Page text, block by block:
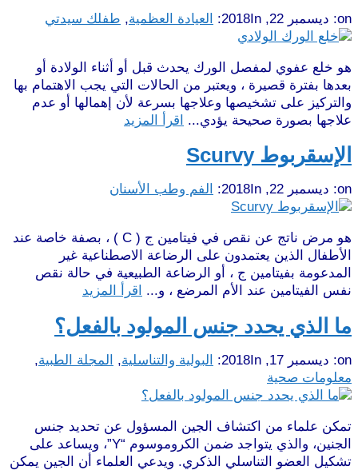
on: ديسمبر 22, 2018 In: العيادة العظمية, طفلك سيدتي
هو خلع عفوي لمفصل الورك يحدث قبل أو أثناء الولادة أو
بعدها بفترة قصيرة ، ويعتبر من الحالات التي يجب الاهتمام بها
والتركيز على تشخيصها وعلاجها بسرعة لأن إهمالها أو عدم
علاجها بصورة صحيحة يؤدي...
اقرأ المزيد
الإسقربوط Scurvy
on: ديسمبر 22, 2018 In: الفم وطب الأسنان
هو مرض ناتج عن نقص في فيتامين ج ( C ) ، بصفة خاصة عند
الأطفال الذين يعتمدون على الرضاعة الاصطناعية غير
المدعومة بفيتامين ج ، أو الرضاعة الطبيعية في حالة نقص
نفس الفيتامين عند الأم المرضع ، و...
اقرأ المزيد
ما الذي يحدد جنس المولود بالفعل؟
on: ديسمبر 17, 2018 In: البولية والتناسلية, المجلة الطبية,
معلومات صحية
تمكن علماء من اكتشاف الجين المسؤول عن تحديد جنس
الجنين، والذي يتواجد ضمن الكروموسوم “Y”، ويساعد على
تشكيل العضو التناسلي الذكري. ويدعي العلماء أن الجين يمكن